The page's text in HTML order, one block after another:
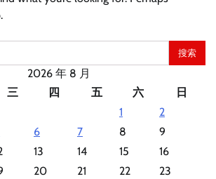
2026 年 8 月
三 四 五 六
日
1
2
6 7 8
9
13 14 15
16
20 21 22
23